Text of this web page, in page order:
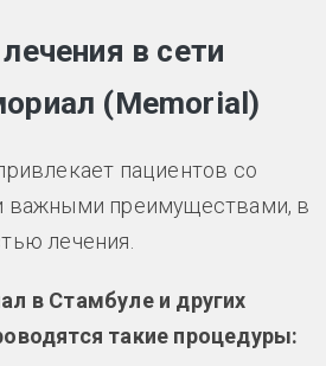
в сети
(Memorial)
пациентов со
важными преимуществами, в
лечения.
в Стамбуле и других
такие процедуры: